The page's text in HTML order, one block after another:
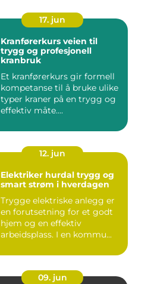
17. jun
Kranførerkurs veien til
trygg og profesjonell
kranbruk
Et kranførerkurs gir formell
kompetanse til å bruke ulike
typer kraner på en trygg og
effektiv måte....
12. jun
Elektriker hurdal trygg og
smart strøm i hverdagen
Trygge elektriske anlegg er
en forutsetning for et godt
hjem og en effektiv
arbeidsplass. I en kommu...
09. jun